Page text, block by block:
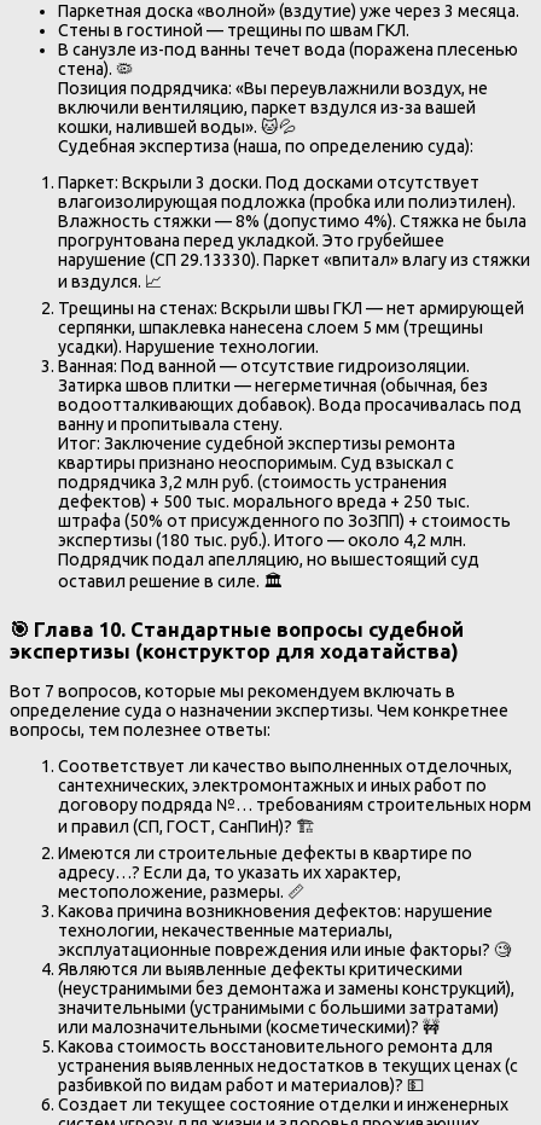
Паркетная доска «волной» (вздутие) уже через 3 месяца.
Стены в гостиной — трещины по швам ГКЛ.
В санузле из-под ванны течет вода (поражена плесенью
стена). 🦠
Позиция подрядчика: «Вы переувлажнили воздух, не
включили вентиляцию, паркет вздулся из-за вашей
кошки, налившей воды». 🐱💦
Судебная экспертиза (наша, по определению суда):
Паркет: Вскрыли 3 доски. Под досками отсутствует
влагоизолирующая подложка (пробка или полиэтилен).
Влажность стяжки — 8% (допустимо 4%). Стяжка не была
прогрунтована перед укладкой. Это грубейшее
нарушение (СП 29.13330). Паркет «впитал» влагу из стяжки
и вздулся. 📈
Трещины на стенах: Вскрыли швы ГКЛ — нет армирующей
серпянки, шпаклевка нанесена слоем 5 мм (трещины
усадки). Нарушение технологии.
Ванная: Под ванной — отсутствие гидроизоляции.
Затирка швов плитки — негерметичная (обычная, без
водоотталкивающих добавок). Вода просачивалась под
ванну и пропитывала стену.
Итог: Заключение судебной экспертизы ремонта
квартиры признано неоспоримым. Суд взыскал с
подрядчика 3,2 млн руб. (стоимость устранения
дефектов) + 500 тыс. морального вреда + 250 тыс.
штрафа (50% от присужденного по ЗоЗПП) + стоимость
экспертизы (180 тыс. руб.). Итого — около 4,2 млн.
Подрядчик подал апелляцию, но вышестоящий суд
оставил решение в силе. 🏛️
🎯 Глава 10. Стандартные вопросы судебной
экспертизы (конструктор для ходатайства)
Вот 7 вопросов, которые мы рекомендуем включать в
определение суда о назначении экспертизы. Чем конкретнее
вопросы, тем полезнее ответы:
Соответствует ли качество выполненных отделочных,
сантехнических, электромонтажных и иных работ по
договору подряда №… требованиям строительных норм
и правил (СП, ГОСТ, СанПиН)? 🏗️
Имеются ли строительные дефекты в квартире по
адресу…? Если да, то указать их характер,
местоположение, размеры. 📏
Какова причина возникновения дефектов: нарушение
технологии, некачественные материалы,
эксплуатационные повреждения или иные факторы? 🧐
Являются ли выявленные дефекты критическими
(неустранимыми без демонтажа и замены конструкций),
значительными (устранимыми с большими затратами)
или малозначительными (косметическими)? 🚧
Какова стоимость восстановительного ремонта для
устранения выявленных недостатков в текущих ценах (с
разбивкой по видам работ и материалов)? 💵
Создает ли текущее состояние отделки и инженерных